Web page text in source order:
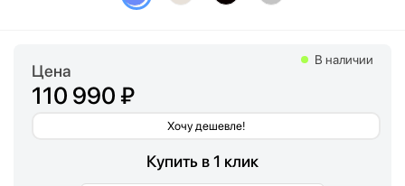
Цена
110 990 ₽
Хочу дешевле!
В наличии
Купить в 1 клик